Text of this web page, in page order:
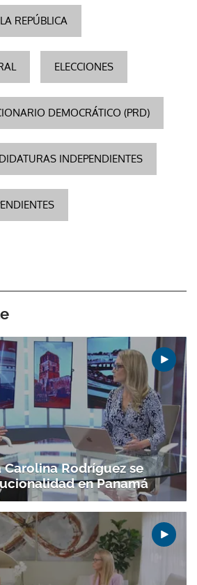
a nuestro boletín.
REPÚBLICA
ELECCIONES
DEMOCRÁTICO (PRD)
INDEPENDIENTES
Carolina Rodríguez se
en Panamá